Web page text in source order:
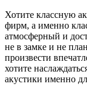
Хотите классную
фирм, а именно
атмосферный и
не в замке и не
произвести
хотите
акустики именно